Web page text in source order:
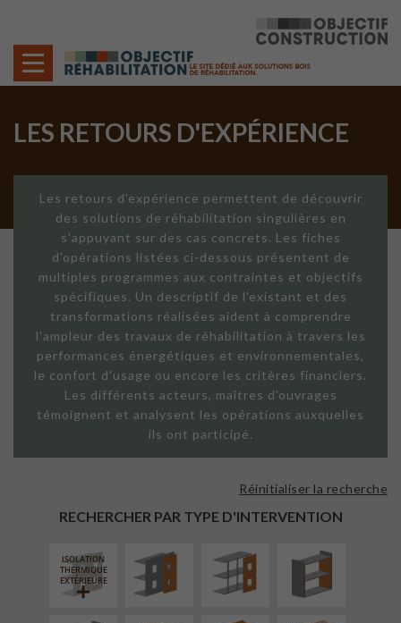
LES RETOURS D'EXPÉRIENCE
Les retours d'expérience permettent de découvrir
des solutions de réhabilitation singulières en
s'appuyant sur des cas concrets. Les fiches
d'opérations listées ci-dessous présentent de
multiples programmes aux contraintes et objectifs
spécifiques. Un descriptif de l'existant et des
transformations réalisées aident à comprendre
l'ampleur des travaux de réhabilitation à travers les
performances énergétiques et environnementales,
le confort d'usage ou encore les critères financiers.
Les différents acteurs, maîtres d'ouvrages
témoignent et analysent les opérations auxquelles
ils ont participé.
RECHERCHER PAR TYPE D'INTERVENTION
Réinitialiser la recherche
ISOLATION
THERMIQUE
EXTÉRIEURE
FAÇADE SUR
LINÉAIRE
ISOLATION
INTÉRIEURE
RÉAMÉNAGEMENT
INTÉRIEUR
RÉFECTION DES
TOITURES